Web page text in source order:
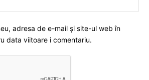
adresa de e-mail și site-ul web în
data viitoare i comentariu.